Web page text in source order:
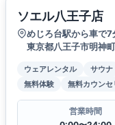
ソエル八王子店
めじろ台駅から車で7
東京都八王子市明神
ウェアレンタル サウナ
無料体験
無料カウンセ
営業時間